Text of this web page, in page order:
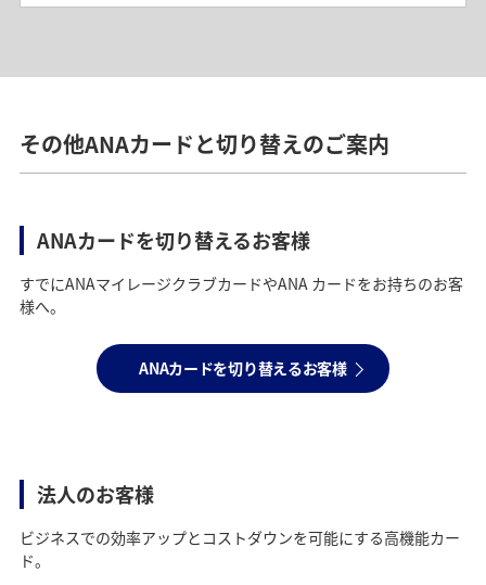
ーズカードをお持ちの会員様が、ご利用条件達成のうえ、1
名様をANAダイナースカードへご紹介するごとに5,000マイ
ル相当のポイントをプレゼント！
で、別途ご登録の上お手続きください。
ーフライヤーズ プレミアムカードをお持ちの方のみが、追
加でお申し込みいただける金属製カードです。
金属ならではのずっしりとした重さと上質な手触りがあ
その他ANAカードと切り替えのご案内
ANAカードを切り替えるお客様
すでにANAマイレージクラブカードやANA カードをお持ちのお客
様へ。
ANAカードを切り替えるお客様
法人のお客様
ビジネスでの効率アップとコストダウンを可能にする高機能カー
ド。